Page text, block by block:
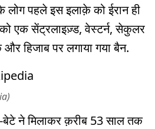
लोग पहले इस इलाक़े को ईरान ही
को एक सेंट्रलाइज़्ड, वेस्टर्न, सेकुलर
हिजाब पर लगाया गया बैन.
बेटे ने मिलाकर क़रीब 53 साल तक